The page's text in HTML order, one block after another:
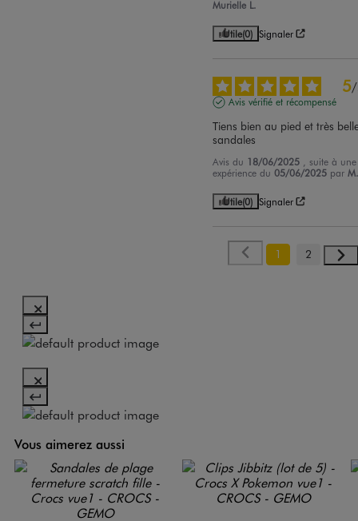
Murielle L.
Utile(0) Signaler
5/
Avis vérifié et récompensé
Tiens bien au pied et très
sandales
Avis du 18/06/2025
, suite à une
expérience du05/06/2025 par
Utile(0) Signaler
1 2
Vous aimerez aussi